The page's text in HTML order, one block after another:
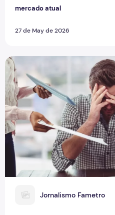
mercado atual
27 de May de 2026
J Jornalismo Fametro
Dia do Jornalista: rotina